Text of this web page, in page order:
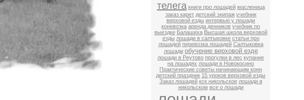
телега книги про лошадей масленица
заказ карет детский экипаж учебник
верховой езды интервью у лошади
коневозка аренда денников учебник по
выездке Балашиха Высшая школа верховой
езды лошади в салтыковке статьи про
лошадей перевозка лошадей Салтыковка
лошади обучение верховой езде
лошади в Реутово прогулки в лес купание
на лошадях лошади в Новокосино
Практические советы начинающим конн
детский праздник 15 уроков верховой езды
Заказ лошадей кск никольское лошади в
никольском все о лошади